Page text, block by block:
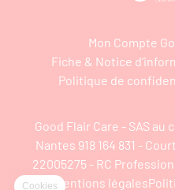
Mon Compte
Fiche & Notice
Politique de
Good Flair Care - SAS au
Nantes 918 164 831 -
22005275 - RC
Mentions légales